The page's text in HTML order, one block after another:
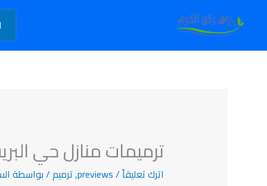
المحتوى
ترميمات منازل حي
اترك تعليقاً/
previews
,ترميم/ بواسطة